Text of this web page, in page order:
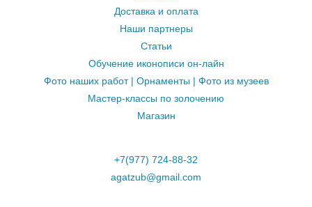
Доставка и оплата
Наши партнеры
Статьи
Обучение иконописи он-лайн
Фото наших работ | Орнаменты | Фото из музеев
Мастер-классы по золочению
Магазин
+7(977) 724-88-32
agatzub@gmail.com